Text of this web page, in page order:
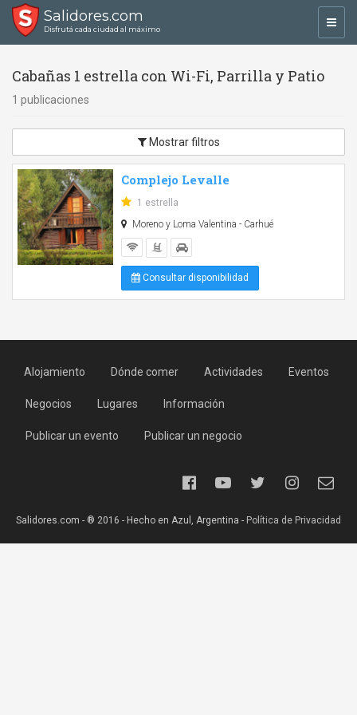
Salidores.com
Disfrutá cada ciudad al máximo
Cabañas 1 estrella con Wi-Fi, Parrilla y Patio
1 publicaciones
Mostrar filtros
Complejo Levalle
1 estrella
Moreno y Loma Valentina - Carhué
Consultar disponibilidad
Alojamiento Dónde comer Actividades Eventos
Negocios Lugares Información
Publicar un evento Publicar un negocio
Salidores.com - ® 2016 - Hecho en Azul, Argentina - Política de Privacidad